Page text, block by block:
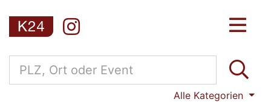
Alle Kategorien